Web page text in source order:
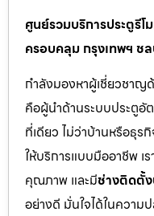
ศูนย์รวมบริการประตูรี
ครอบคลุม กรุงเทพฯ ช
กำลังมองหาผู้เชี่ยวชาญ
คือผู้นำด้านระบบประตู
ที่เดียว ไม่ว่าบ้านหรือธุร
ให้บริการแบบมืออาชีพ เร
คุณภาพ และมีช่างติดตั้ง
อย่างดี มั่นใจได้ในความ